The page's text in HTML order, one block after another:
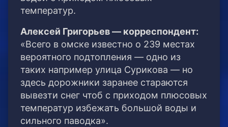
температур.
Алексей Григорьев — корреспондент:
«Всего в омске известно о 239 местах
вероятного подтопления — одно из
таких например улица Сурикова — но
здесь дорожники заранее стараются
вывезти снег чтоб с приходом плюсовых
температур избежать большой воды и
сильного паводка».